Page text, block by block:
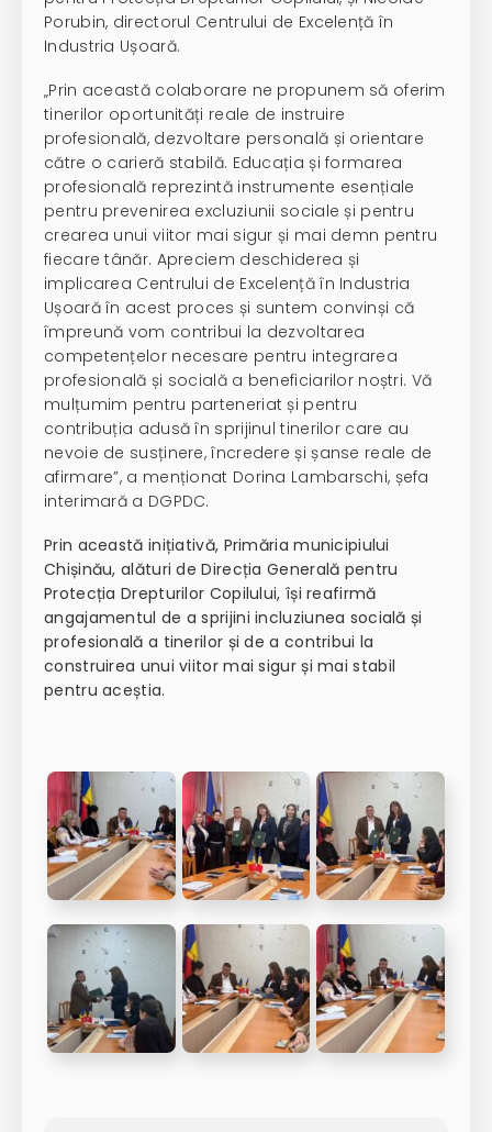
Porubin, directorul Centrului de Excelență în
Industria Ușoară.
„Prin această colaborare ne propunem să oferim
tinerilor oportunități reale de instruire
profesională, dezvoltare personală și orientare
către o carieră stabilă. Educația și formarea
profesională reprezintă instrumente esențiale
pentru prevenirea excluziunii sociale și pentru
crearea unui viitor mai sigur și mai demn pentru
fiecare tânăr. Apreciem deschiderea și
implicarea Centrului de Excelență în Industria
Ușoară în acest proces și suntem convinși că
împreună vom contribui la dezvoltarea
competențelor necesare pentru integrarea
profesională și socială a beneficiarilor noștri. Vă
mulțumim pentru parteneriat și pentru
contribuția adusă în sprijinul tinerilor care au
nevoie de susținere, încredere și șanse reale de
afirmare”, a menționat Dorina Lambarschi, șefa
interimară a DGPDC.
Prin această inițiativă, Primăria municipiului
Chișinău, alături de Direcția Generală pentru
Protecția Drepturilor Copilului, își reafirmă
angajamentul de a sprijini incluziunea socială și
profesională a tinerilor și de a contribui la
construirea unui viitor mai sigur și mai stabil
pentru aceștia.